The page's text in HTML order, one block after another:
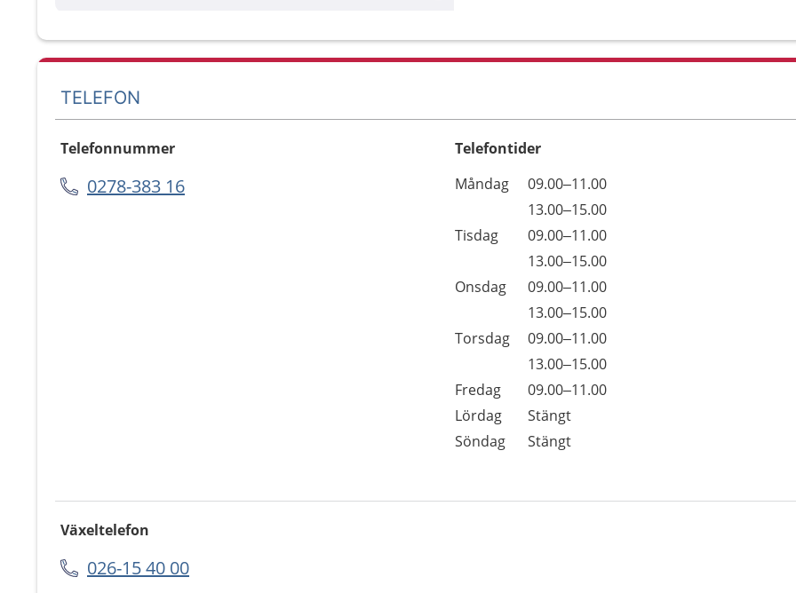
TELEFON
Telefonnummer
0278-383 16
Telefontider
Dag
Öppettider
Kommentarer
Måndag
09.00–11.00
13.00–15.00
Tisdag
09.00–11.00
13.00–15.00
Onsdag
09.00–11.00
13.00–15.00
Torsdag
09.00–11.00
13.00–15.00
Fredag
09.00–11.00
Lördag
Stängt
Söndag
Stängt
Växeltelefon
026-15 40 00